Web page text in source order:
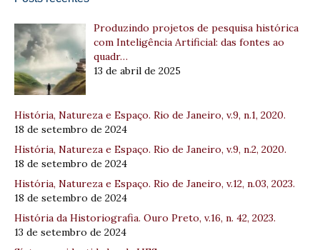
Produzindo projetos de pesquisa histórica
com Inteligência Artificial: das fontes ao
quadr…
13 de abril de 2025
História, Natureza e Espaço. Rio de Janeiro, v.9, n.1, 2020.
18 de setembro de 2024
História, Natureza e Espaço. Rio de Janeiro, v.9, n.2, 2020.
18 de setembro de 2024
História, Natureza e Espaço. Rio de Janeiro, v.12, n.03, 2023.
18 de setembro de 2024
História da Historiografia. Ouro Preto, v.16, n. 42, 2023.
13 de setembro de 2024